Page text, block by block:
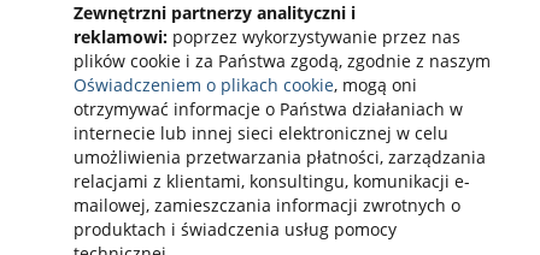
Zewnętrzni partnerzy analityczni i
reklamowi: poprzez wykorzystywanie przez nas
plików cookie i za Państwa zgodą, zgodnie z naszym
Oświadczeniem o plikach cookie, mogą oni
otrzymywać informacje o Państwa działaniach w
internecie lub innej sieci elektronicznej w celu
umożliwienia przetwarzania płatności, zarządzania
relacjami z klientami, konsultingu, komunikacji e-
mailowej, zamieszczania informacji zwrotnych o
produktach i świadczenia usług pomocy